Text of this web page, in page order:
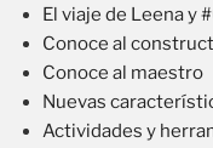
El viaje de Leena y
Conoce al
Conoce al maestro
Nuevas
Actividades y